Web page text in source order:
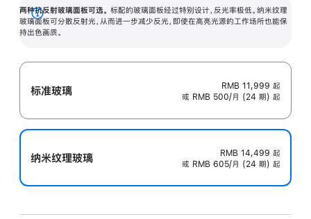
两种抗反射玻璃面板可选。 标配的玻璃面板经过特别设计，反光率极低。纳米纹理
玻璃面板可分散反射光，从而进一步减少反光，即使在高亮光源的工作场所也能保
持出色画质。
展
开
标准玻璃 RMB 11,999 起
或 RMB 500/月 (24 期) 起
纳米纹理玻璃 RMB 14,499 起
或 RMB 605/月 (24 期) 起